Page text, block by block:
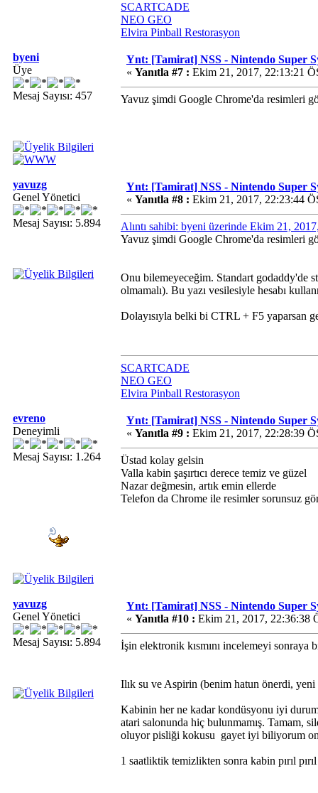
SCARTCADE
NEO GEO
Elvira Pinball Restorasyon
byeni
Üye
Mesaj Sayısı: 457
Ynt: [Tamirat] NSS - Nintendo Super
« Yanıtla #7 : Ekim 21, 2017, 22:13:21
Yavuz şimdi Google Chrome'da resimleri
yavuzg
Genel Yönetici
Mesaj Sayısı: 5.894
Ynt: [Tamirat] NSS - Nintendo Super
« Yanıtla #8 : Ekim 21, 2017, 22:23:44
Alıntı sahibi: byeni üzerinde Ekim 21,
Yavuz şimdi Google Chrome'da resimleri
Onu bilemeyeceğim. Standart godaddy'de
olmamalı). Bu yazı vesilesiyle hesabı
Dolayısıyla belki bi CTRL + F5 yaparsan
SCARTCADE
NEO GEO
Elvira Pinball Restorasyon
evreno
Deneyimli
Mesaj Sayısı: 1.264
Ynt: [Tamirat] NSS - Nintendo Super
« Yanıtla #9 : Ekim 21, 2017, 22:28:39
Üstad kolay gelsin
Valla kabin şaşırtıcı derece temiz ve güzel
Nazar değmesin, artık emin ellerde
Telefon da Chrome ile resimler sorunsuz
yavuzg
Genel Yönetici
Mesaj Sayısı: 5.894
Ynt: [Tamirat] NSS - Nintendo Super
« Yanıtla #10 : Ekim 21, 2017, 22:36:38
İşin elektronik kısmını incelemeyi sonraya
Ilık su ve Aspirin (benim hatun önerdi, yeni
Kabinin her ne kadar kondüsyonu iyi
atari salonunda hiç bulunmamış. Tamam,
oluyor pisliği kokusu gayet iyi biliyorum
1 saatliktik temizlikten sonra kabin pırıl